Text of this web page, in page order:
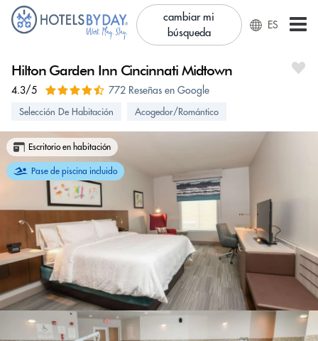
cambiar mi
búsqueda
ES
Hilton Garden Inn Cincinnati Midtown
4.3/5 772 Reseñas en Google
Selección De Habitación Acogedor/Romántico
Escritorio en habitación
Pase de piscina incluido